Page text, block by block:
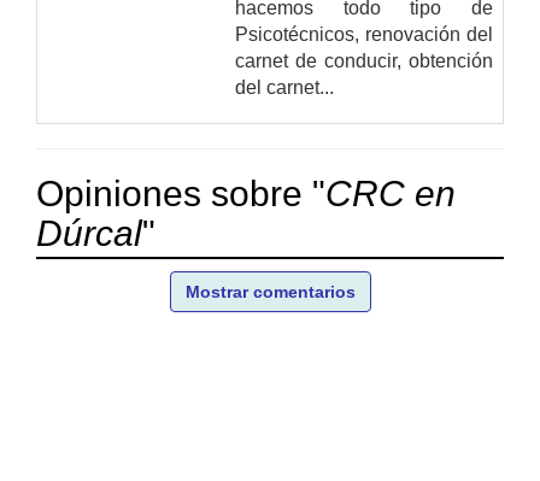
hacemos todo tipo de
Psicotécnicos, renovación del
carnet de conducir, obtención
del carnet...
Opiniones sobre "CRC en
Dúrcal"
Mostrar comentarios